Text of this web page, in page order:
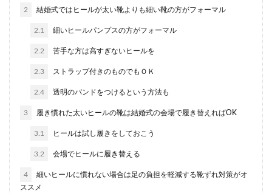
にキレイなまま長く楽しむことはできるのでしょ
結婚祝いのメッセージカードの簡単可
愛い手作りアイデア
結婚祝いのメッセージカードを手作りしたいと思
2 結婚式ではヒールが太い靴よりも細い靴の方がフォーマル
2.1 細いヒールパンプスの方がフォーマル
2.2 苦手な方は高すぎないヒールを
2.3 ストラップ付きのものでもＯＫ
2.4 透明のバンドをつけるという方法も
3 履き慣れた太いヒールの靴は結婚式の会場で履き替えればOK
3.1 ヒールは試し履きをしておこう
3.2 会場でヒールに履き替える
4
細いヒールに慣れない場合は足の負担を軽減する靴ずれ対策がオ
ススメ